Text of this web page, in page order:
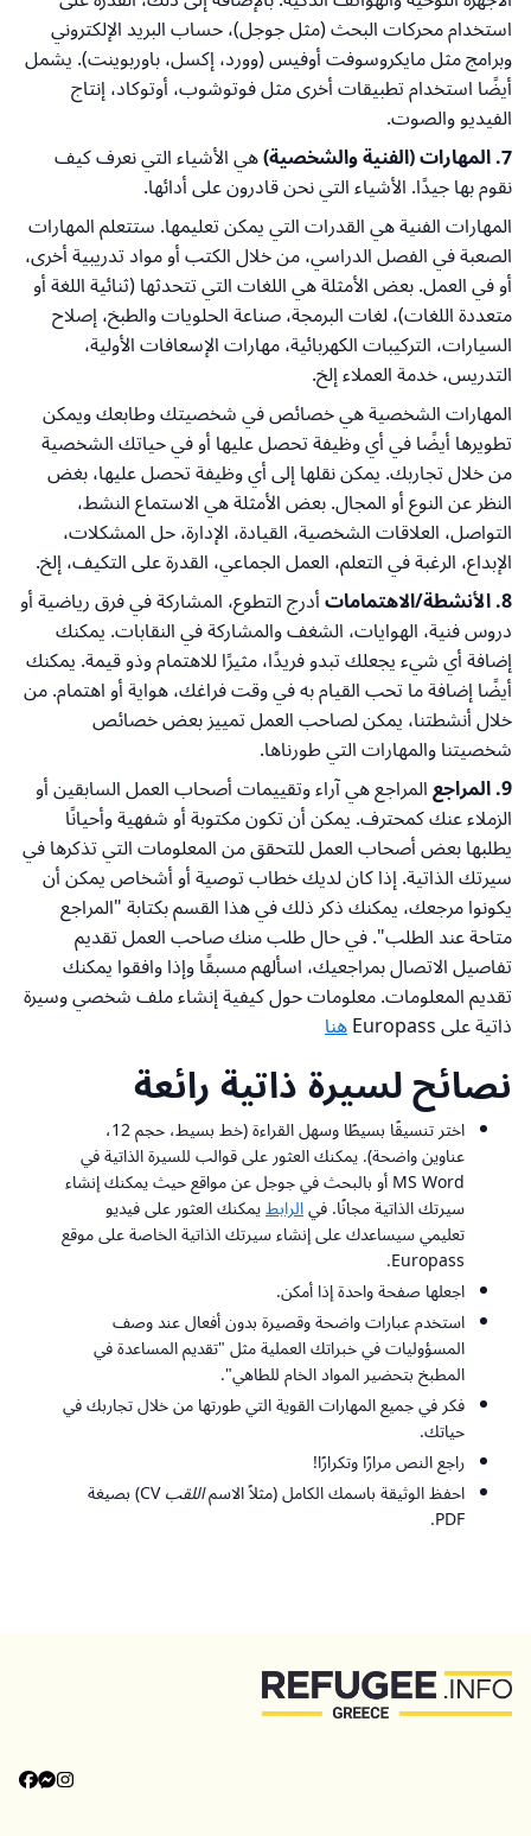
استخدام محركات البحث (مثل جوجل)، حساب البريد الإلكتروني
وبرامج مثل مايكروسوفت أوفيس (وورد، إكسل، باوربوينت). يشمل
أيضًا استخدام تطبيقات أخرى مثل فوتوشوب، أوتوكاد، إنتاج
الفيديو والصوت.
7. المهارات (الفنية والشخصية)
هي الأشياء التي نعرف كيف
نقوم بها جيدًا. الأشياء التي نحن قادرون على أدائها.
المهارات الفنية هي القدرات التي يمكن تعليمها. ستتعلم المهارات
الصعبة في الفصل الدراسي، من خلال الكتب أو مواد تدريبية أخرى،
أو في العمل. بعض الأمثلة هي اللغات التي تتحدثها (ثنائية اللغة أو
متعددة اللغات)، لغات البرمجة، صناعة الحلويات والطبخ، إصلاح
السيارات، التركيبات الكهربائية، مهارات الإسعافات الأولية،
التدريس، خدمة العملاء إلخ.
المهارات الشخصية هي خصائص في شخصيتك وطابعك ويمكن
تطويرها أيضًا في أي وظيفة تحصل عليها أو في حياتك الشخصية
من خلال تجاربك. يمكن نقلها إلى أي وظيفة تحصل عليها، بغض
النظر عن النوع أو المجال. بعض الأمثلة هي الاستماع النشط،
التواصل، العلاقات الشخصية، القيادة، الإدارة، حل المشكلات،
الإبداع، الرغبة في التعلم، العمل الجماعي، القدرة على التكيف، إلخ.
8. الأنشطة/الاهتمامات
أدرج التطوع، المشاركة في فرق رياضية أو
دروس فنية، الهوايات، الشغف والمشاركة في النقابات. يمكنك
إضافة أي شيء يجعلك تبدو فريدًا، مثيرًا للاهتمام وذو قيمة. يمكنك
أيضًا إضافة ما تحب القيام به في وقت فراغك، هواية أو اهتمام. من
خلال أنشطتنا، يمكن لصاحب العمل تمييز بعض خصائص
شخصيتنا والمهارات التي طورناها.
9. المراجع
المراجع هي آراء وتقييمات أصحاب العمل السابقين أو
الزملاء عنك كمحترف. يمكن أن تكون مكتوبة أو شفهية وأحيانًا
يطلبها بعض أصحاب العمل للتحقق من المعلومات التي تذكرها في
سيرتك الذاتية. إذا كان لديك خطاب توصية أو أشخاص يمكن أن
يكونوا مرجعك، يمكنك ذكر ذلك في هذا القسم بكتابة "المراجع
متاحة عند الطلب". في حال طلب منك صاحب العمل تقديم
تفاصيل الاتصال بمراجعيك، اسألهم مسبقًا وإذا وافقوا يمكنك
تقديم المعلومات. معلومات حول كيفية إنشاء ملف شخصي وسيرة
ذاتية على Europass هنا
نصائح لسيرة ذاتية رائعة
اختر تنسيقًا بسيطًا وسهل القراءة (خط بسيط، حجم 12،
عناوين واضحة). يمكنك العثور على قوالب للسيرة الذاتية في
MS Word أو بالبحث في جوجل عن مواقع حيث يمكنك إنشاء
سيرتك الذاتية مجانًا. فيالرابطيمكنك العثور على فيديو
تعليمي سيساعدك على إنشاء سيرتك الذاتية الخاصة على موقع
Europass.
اجعلها صفحة واحدة إذا أمكن.
استخدم عبارات واضحة وقصيرة بدون أفعال عند وصف
المسؤوليات في خبراتك العملية مثل "تقديم المساعدة في
المطبخ بتحضير المواد الخام للطاهي".
فكر في جميع المهارات القوية التي طورتها من خلال تجاربك في
حياتك.
راجع النص مرارًا وتكرارًا!
احفظ الوثيقة باسمك الكامل (مثلاً الاسماللقب CV) بصيغة
PDF.